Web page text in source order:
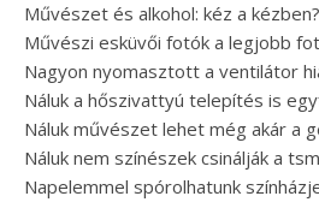
Művészet és alkohol: kéz a kézben?
Művészi esküvői fotók a legjobb
Nagyon nyomasztott a ventilátor
Náluk a hőszivattyú telepítés is
Náluk művészet lehet még akár a
Náluk nem színészek csinálják a
Napelemmel spórolhatunk